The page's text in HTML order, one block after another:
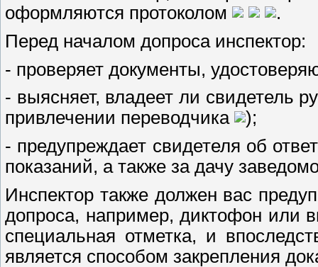
оформляются протоколом
.
Перед началом допроса инспектор:
- проверяет документы,
- выясняет, владеет ли свидетель
привлечении переводчика
);
- предупреждает свидетеля об
показаний, а также за дачу
Инспектор также должен вас
допроса, например, диктофон или
специальная отметка, и
является способом закрепления